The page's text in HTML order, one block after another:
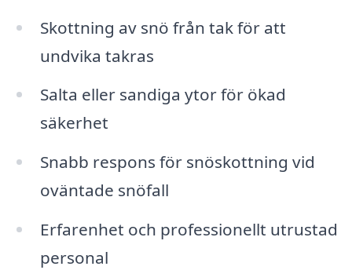
Skottning av snö från tak för att
undvika takras
Salta eller sandiga ytor för ökad
säkerhet
Snabb respons för snöskottning vid
oväntade snöfall
Erfarenhet och professionellt utrustad
personal